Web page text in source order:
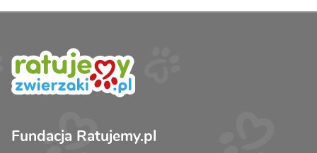
Fundacja Ratujemy.pl